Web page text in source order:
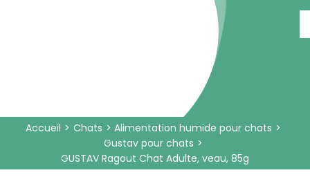
Accueil Chats
Alimentation humide pour chats
Gustav pour chats
GUSTAV Ragout Chat Adulte, veau, 85g